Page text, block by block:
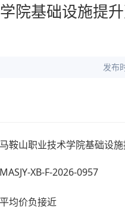
院基础设施提
发布
马鞍山职业技术学院基础设
MASJY-XB-F-2026-0957
平均价负接近